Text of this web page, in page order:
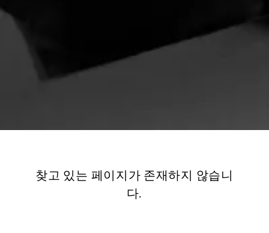
찾고 있는 페이지가 존재하지 않습니
다.